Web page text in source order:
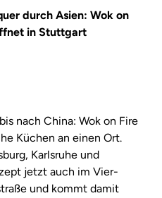
durch Asien: Wok on
in Stuttgart
nach China: Wok on Fire
Küchen an einen Ort.
Karlsruhe und
jetzt auch im Vier-
und kommt damit